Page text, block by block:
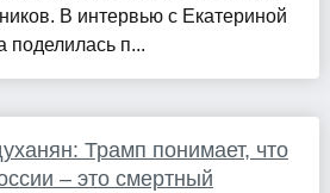
В интервью с Екатериной
поделилась п...
Трамп понимает, что
– это смертный